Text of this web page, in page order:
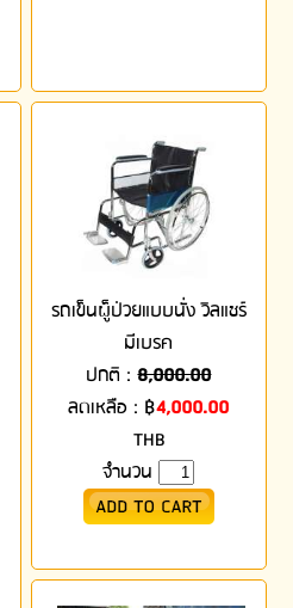
รถเข็นผู็ป่วยแบบนั่ง วิลแชร์
มีเบรค
ปกติ :8,000.00
ลดเหลือ : ฿4,000.00
THB
จำนวน